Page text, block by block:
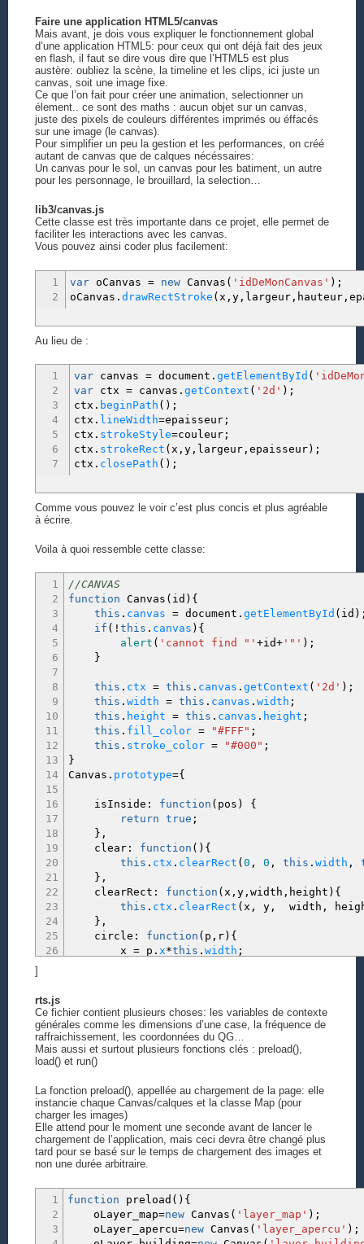
Faire une application HTML5/canvas
Mais avant, je dois vous expliquer le fonctionnement global
d’une application HTML5: pour ceux qui ont déjà fait des jeux
en flash, il faut se dire vous dire que l’HTML5 est plus
austère: oubliez la scène, la timeline et les clips, ici juste un
canvas, soit une image fixe.
Ce que l’on fait pour créer une animation, selectionner un
élement.. ce sont des maths : aucun objet sur un canvas,
juste des pixels de couleurs différentes imprimés ou éffacés
sur une image (le canvas).
Pour simplifier un peu la gestion et les performances, on créé
autant de canvas que de calques nécéssaires:
Un canvas pour le sol, un canvas pour les batiment, un autre
pour les personnage, le brouillard, la selection…
lib3/canvas.js
Cette classe est très importante dans ce projet, elle permet de
faciliter les interactions avec les canvas.
Vous pouvez ainsi coder plus facilement:
1
2
varoCanvas = newCanvas ( 'idDeMonCanvas' ) ;
oCanvas. drawRectStroke ( x , y, largeur, hauteur,
Au lieu de :
1
2
3
4
5
6
7
varcanvas =document. getElementById (
varctx =canvas. getContext ( '2d' ) ;
ctx. beginPath ( ) ;
ctx. lineWidth=epaisseur;
ctx. strokeStyle=couleur;
ctx. strokeRect ( x , y, largeur, epaisseur) ;
ctx. closePath ( ) ;
Comme vous pouvez le voir c’est plus concis et plus agréable
à écrire.
Voila à quoi ressemble cette classe:
1
2
3
4
5
6
7
8
9
10
11
12
13
14
15
16
17
18
19
20
21
22
23
24
25
26
29
30
31
32
33
34
36
37
38
39
40
41
42
43
44
45
//CANVAS
function Canvas ( id ) {
this . canvas =document. getElementById ( id )
if ( ! this . canvas ) {
alert ( 'cannot find "' +id+'"' ) ;
}
this . ctx = this . canvas . getContext ( '2d' ) ;
this . width = this . canvas . width ;
this . height = this . canvas . height ;
this . fill_color = "#FFF" ;
this . stroke_color = "#000" ;
}
Canvas. prototype={
isInside : function ( pos )
{
return true ;
} ,
clear: function ( ) {
this . ctx . clearRect ( 0 , 0 , this . width ,
} ,
clearRect : function ( x , y, width , height ) {
this . ctx . clearRect ( x , y, width ,
} ,
circle : function ( p , r) {
x =p. x*this . width ;
this.ctx.moveTo( x+r,y);
this.ctx.arc(x,y ,r,0 ,TWO_PI,false
this.ctx.fill() ;
} ,
line
this.ctx. strokeStyle = this.
this
. this.
this.ctx.lineTo(x2.x* this.width
this.ctx.stroke ();
},
drawRect
this.ctx.beginPath();
this .ctx . lineWidth
this.ctx.strokeStyle=contour ;
this.ctx.fillStyle=fond;
]
rts.js
Ce fichier contient plusieurs choses: les variables de contexte
générales comme les dimensions d’une case, la fréquence de
raffraichissement, les coordonnées du QG…
Mais aussi et surtout plusieurs fonctions clés : preload(),
load() et run()
La fonction preload(), appellée au chargement de la page: elle
instancie chaque Canvas/calques et la classe Map (pour
charger les images)
Elle attend pour le moment une seconde avant de lancer le
chargement de l’application, mais ceci devra être changé plus
tard pour se basé sur le temps de chargement des images et
non une durée arbitraire.
1
2
3
function preload ( ) {
oLayer_map=newCanvas ( 'layer_map' ) ;
oLayer_apercu=newCanvas ( 'layer_apercu' ) ;